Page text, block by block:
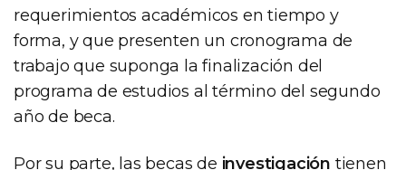
requerimientos académicos en tiempo y
forma, y que presenten un cronograma de
trabajo que suponga la finalización del
programa de estudios al término del segundo
año de beca.
Por su parte, las becas de investigación tienen